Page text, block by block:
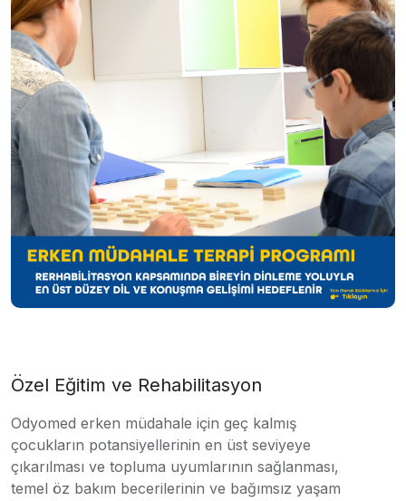
Özel Eğitim ve Rehabilitasyon
Odyomed erken müdahale için geç kalmış
çocukların potansiyellerinin en üst seviyeye
çıkarılması ve topluma uyumlarının sağlanması,
temel öz bakım becerilerinin ve bağımsız yaşam